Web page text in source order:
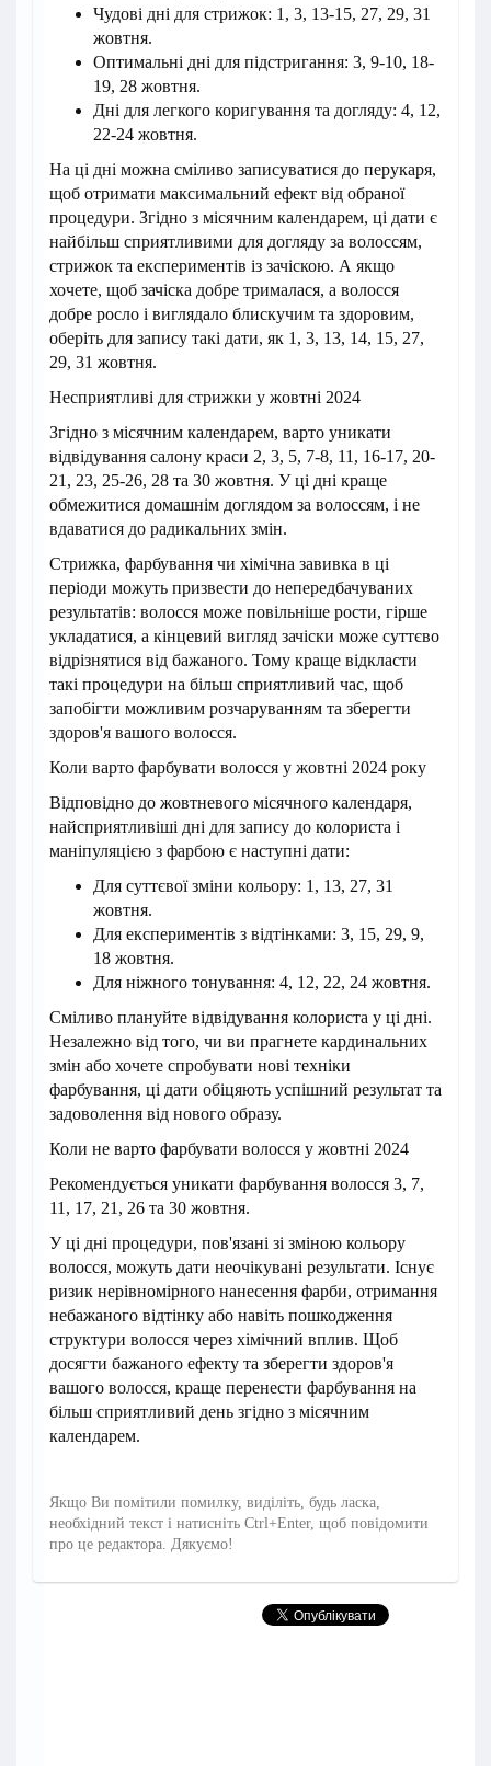
Чудові дні для стрижок: 1, 3, 13-15, 27, 29, 31
жовтня.
Оптимальні дні для підстригання: 3, 9-10, 18-
19, 28 жовтня.
Дні для легкого коригування та догляду: 4, 12,
22-24 жовтня.
На ці дні можна сміливо записуватися до перукаря,
щоб отримати максимальний ефект від обраної
процедури. Згідно з місячним календарем, ці дати є
найбільш сприятливими для догляду за волоссям,
стрижок та експериментів із зачіскою. А якщо
хочете, щоб зачіска добре трималася, а волосся
добре росло і виглядало блискучим та здоровим,
оберіть для запису такі дати, як 1, 3, 13, 14, 15, 27,
29, 31 жовтня.
Несприятливі для стрижки у жовтні 2024
Згідно з місячним календарем, варто уникати
відвідування салону краси 2, 3, 5, 7-8, 11, 16-17, 20-
21, 23, 25-26, 28 та 30 жовтня. У ці дні краще
обмежитися домашнім доглядом за волоссям, і не
вдаватися до радикальних змін.
Стрижка, фарбування чи хімічна завивка в ці
періоди можуть призвести до непередбачуваних
результатів: волосся може повільніше рости, гірше
укладатися, а кінцевий вигляд зачіски може суттєво
відрізнятися від бажаного. Тому краще відкласти
такі процедури на більш сприятливий час, щоб
запобігти можливим розчаруванням та зберегти
здоров'я вашого волосся.
Коли варто фарбувати волосся у жовтні 2024 року
Відповідно до жовтневого місячного календаря,
найсприятливіші дні для запису до колориста і
маніпуляцією з фарбою є наступні дати:
Для суттєвої зміни кольору: 1, 13, 27, 31
жовтня.
Для експериментів з відтінками: 3, 15, 29, 9,
18 жовтня.
Для ніжного тонування: 4, 12, 22, 24 жовтня.
Сміливо плануйте відвідування колориста у ці дні.
Незалежно від того, чи ви прагнете кардинальних
змін або хочете спробувати нові техніки
фарбування, ці дати обіцяють успішний результат та
задоволення від нового образу.
Коли не варто фарбувати волосся у жовтні 2024
Рекомендується уникати фарбування волосся 3, 7,
11, 17, 21, 26 та 30 жовтня.
У ці дні процедури, пов'язані зі зміною кольору
волосся, можуть дати неочікувані результати. Існує
ризик нерівномірного нанесення фарби, отримання
небажаного відтінку або навіть пошкодження
структури волосся через хімічний вплив. Щоб
досягти бажаного ефекту та зберегти здоров'я
вашого волосся, краще перенести фарбування на
більш сприятливий день згідно з місячним
календарем.
Якщо Ви помітили помилку, виділіть, будь ласка,
необхідний текст і натисніть Ctrl+Enter, щоб повідомити
про це редактора. Дякуємо!